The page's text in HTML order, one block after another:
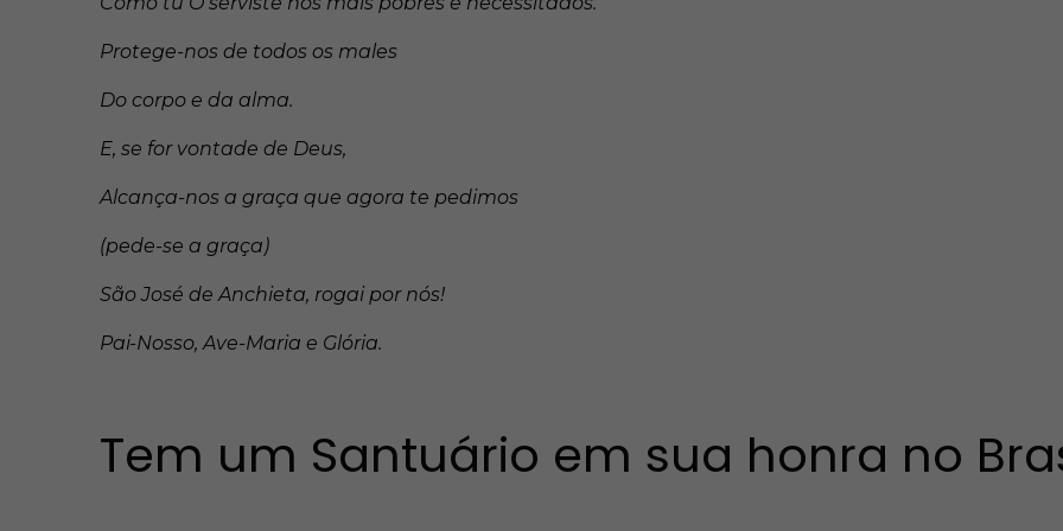
Protege-nos de todos os males
Do corpo e da alma.
E, se for vontade de Deus,
Alcança-nos a graça que agora te pedimos
(pede-se a graça)
São José de Anchieta, rogai por nós!
Pai-Nosso, Ave-Maria e Glória.
Tem um Santuário em sua honra no